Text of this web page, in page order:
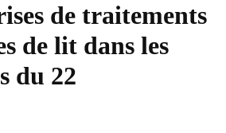
de traitements
de lit dans les
du 22